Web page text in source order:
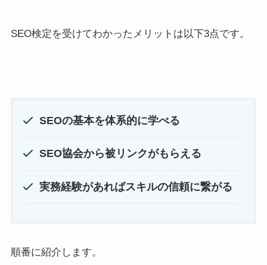
SEO検定を受けてわかったメリットは以下3点です。
SEOの基本を体系的に学べる
SEO協会から被リンクがもらえる
実務経験があればスキルの信頼に繋がる
順番に紹介します。